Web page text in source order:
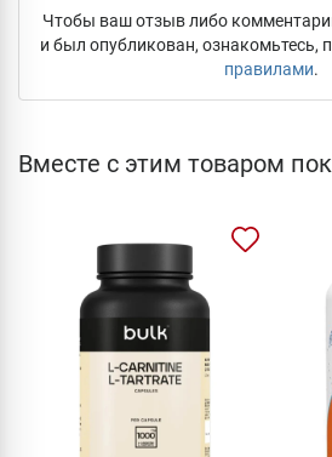
Чтобы ваш отзыв либо
и был опубликован, ознакомьтесь,
правилами.
Вместе с этим товаром